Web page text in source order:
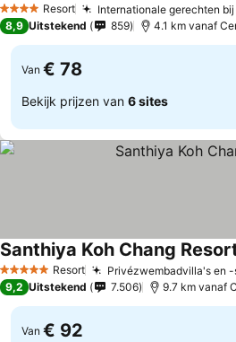
4 SterrenResort Internationale gerechten
8,9 Uitstekend 859 4.1 km vanaf
Van € 78
Bekijk prijzen van 6 sites
5 Sterren Resort Privézwembadvilla's en
Santhiya Koh Chang
9,2 Uitstekend 7.506 9.7 km vanaf
Van € 92